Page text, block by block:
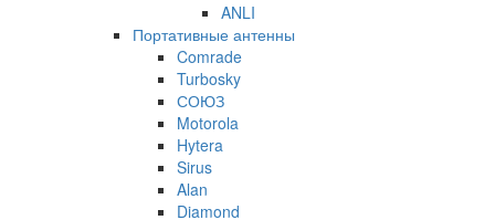
ANLI
Портативные антенны
Comrade
Turbosky
СОЮЗ
Motorola
Hytera
Sirus
Alan
Diamond